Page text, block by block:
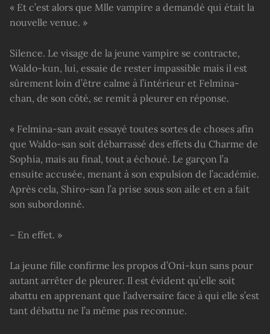
« Et c’est alors que Mlle vampire a demandé qui était la
nouvelle venue. »
Silence. Le visage de la jeune vampire se contracte,
Waldo-kun, lui, essaie de rester impassible mais il est
sûrement loin d’être calme à l’intérieur et Felmina-
chan, de son côté, se remit à pleurer en réponse.
« Felmina-san avait essayé toutes sortes de choses afin
que Waldo-san soit débarrassé des effets du Charme de
Sophia, mais au final, tout a échoué. Le garçon l’a
ensuite accusée, menant à son expulsion de l’académie.
Après cela, Shiro-san l’a prise sous son aile et en a fait
son subordonné.
– En effet. »
La jeune fille confirme les propos d’Oni-kun sans pour
autant arrêter de pleurer. Il est évident qu’elle soit
abattu en apprenant que l’adversaire face à qui elle s’est
tant débattu ne l’a même pas reconnue.